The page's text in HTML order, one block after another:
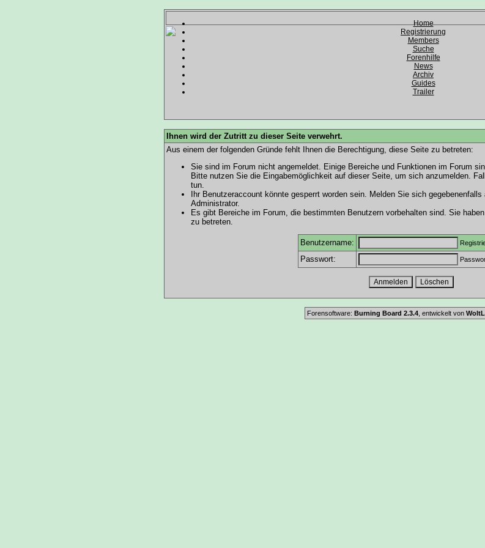
Home
Registrierung
Members
Suche
Forenhilfe
News
Archiv
Guides
Trailer
Ihnen wird der Zutritt zu dieser Seite verwehrt.
Aus einem der folgenden Gründe fehlt Ihnen die Berechtigung, diese Seite zu betreten:
Sie sind im Forum nicht angemeldet. Einige Bereiche und Funktionen im Forum
Bitte nutzen Sie die Eingabemöglichkeit auf dieser Seite, um sich anzumelden.
tun.
Ihr Benutzeraccount könnte gesperrt worden sein. Melden Sie sich
Administrator.
Es gibt Bereiche im Forum, die bestimmten Benutzern vorbehalten sind. Sie
zu betreten.
Benutzername:
Passwort:
Forensoftware: Burning Board 2.3.4, entwickelt von